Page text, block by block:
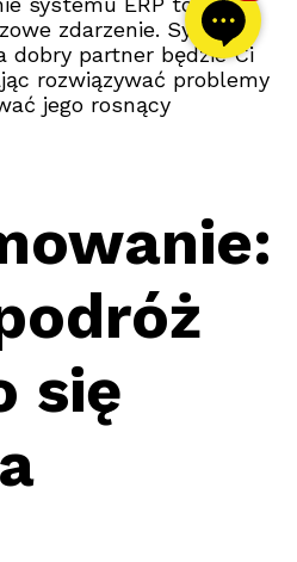
zdarzenie. System
dobry partner będzie Ci
rozwiązywać problemy
jego rosnący
się